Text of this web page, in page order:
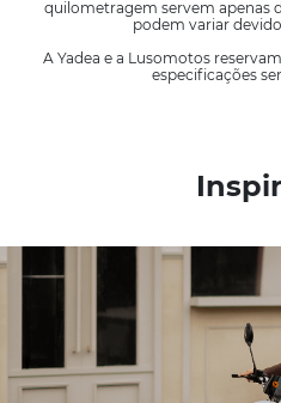
quilometragem servem apenas
podem variar
A Yadea e a Lusomotos
especificações